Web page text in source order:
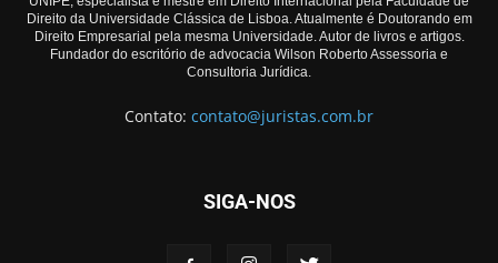
Direito da Universidade Clássica de Lisboa. Atualmente é Doutorando em
Direito Empresarial pela mesma Universidade. Autor de livros e artigos.
Fundador do escritório de advocacia Wilson Roberto Assessoria e
Consultoria Jurídica.
Contato: contato@juristas.com.br
SIGA-NOS